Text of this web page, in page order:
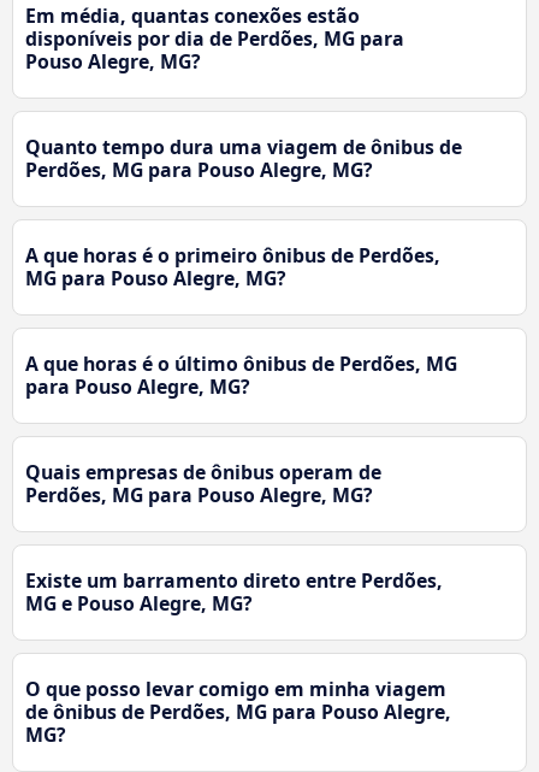
Em média, quantas conexões estão
disponíveis por dia de Perdões, MG para
Pouso Alegre, MG?
Quanto tempo dura uma viagem de ônibus de
Perdões, MG para Pouso Alegre, MG?
A que horas é o primeiro ônibus de Perdões,
MG para Pouso Alegre, MG?
A que horas é o último ônibus de Perdões, MG
para Pouso Alegre, MG?
Quais empresas de ônibus operam de
Perdões, MG para Pouso Alegre, MG?
Existe um barramento direto entre Perdões,
MG e Pouso Alegre, MG?
O que posso levar comigo em minha viagem
de ônibus de Perdões, MG para Pouso Alegre,
MG?